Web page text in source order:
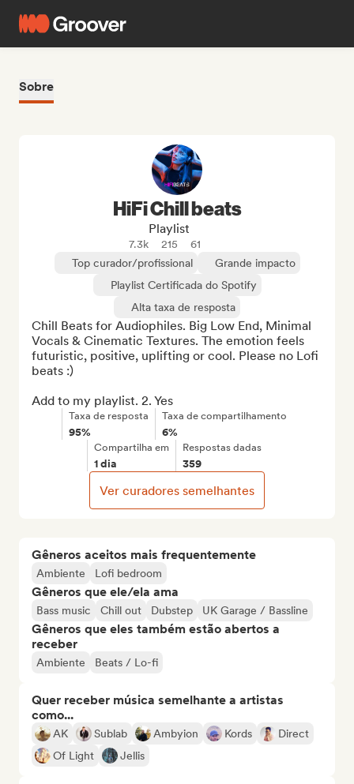
Sobre
Gêneros aceitos mais frequentemente
Ambiente Lofi bedroom
Gêneros que ele/ela ama
Bass music Chill out Dubstep UK Garage / Bassline
Gêneros que eles também estão abertos a
receber
Ambiente Beats / Lo-fi
Quer receber música semelhante a artistas
como...
AK Sublab Ambyion Kords
Direct
Of Light
Jellis
HiFi Chill beats
Playlist
7.3k 215
61
Top curador/profissional
Grande impacto
Playlist Certificada do Spotify
Alta taxa de resposta
Chill Beats for Audiophiles. Big Low End, Minimal
Vocals & Cinematic Textures. The emotion feels
futuristic, positive, uplifting or cool. Please no Lofi
beats :)
Add to my playlist. 2. Yes
Taxa de resposta
95%
Taxa de compartilhamento
6%
Compartilha em
1 dia
Respostas dadas
359
Ver curadores semelhantes